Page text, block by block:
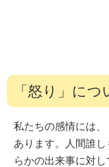
「怒り」につ
私たちの感情には
あります。人間誰
らかの出来事に対